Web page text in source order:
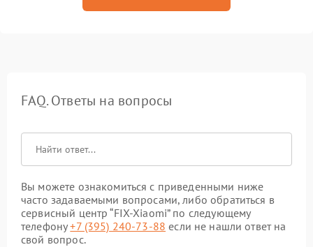
FAQ. Ответы на вопросы
Вы можете ознакомиться с приведенными ниже
часто задаваемыми вопросами, либо обратиться в
сервисный центр “FIX-Xiaomi” по следующему
телефону+7 (395) 240-73-88 если не нашли ответ на
свой вопрос.